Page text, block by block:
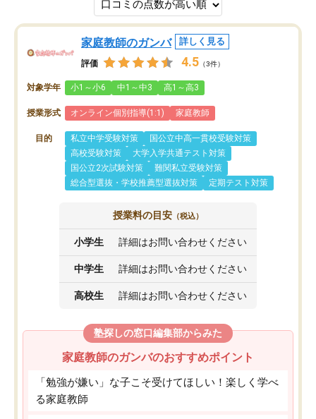
家庭教師のガンバ 詳しく見る
評価 4.5 （3件）
対象学年 小1～小6 中1～中3 高1～高3
授業形式 オンライン個別指導(1:1) 家庭教師
目的 私立中学受験対策
国公立中高一貫校受験対策
高校受験対策
大学入学共通テスト対策
国公立2次試験対策
難関私立受験対策
総合型選抜・学校推薦型選抜対策
定期テスト対策
授業料の目安 （税込）
小学生 詳細はお問い合わせください
中学生 詳細はお問い合わせください
高校生 詳細はお問い合わせください
塾探しの窓口編集部からみた
家庭教師のガンバのおすすめポイント
「勉強が嫌い」な子こそ受けてほしい！楽しく学べ
る家庭教師